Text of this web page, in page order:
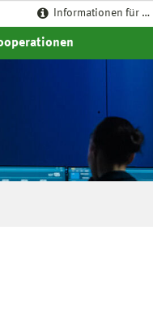
Informationen für …